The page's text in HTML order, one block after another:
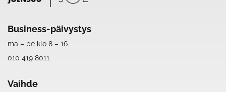
Business-päivystys
ma – pe klo 8 – 16
010 419 8011
Vaihde